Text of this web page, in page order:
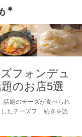
フォンデュ
のお店5選
話題のチーズが食べられ
たチーズフ
続きを読